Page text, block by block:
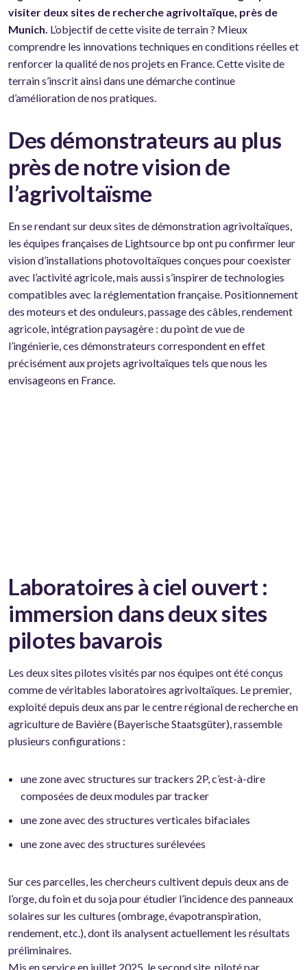
visiter deux sites de recherche agrivoltaïque, près de
Munich. L’objectif de cette visite de terrain ? Mieux
comprendre les innovations techniques en conditions réelles et
renforcer la qualité de nos projets en France. Cette visite de
terrain s’inscrit ainsi dans une démarche continue
d’amélioration de nos pratiques.
Des démonstrateurs au plus
près de notre vision de
l’agrivoltaïsme
En se rendant sur deux sites de démonstration agrivoltaïques,
les équipes françaises de Lightsource bp ont pu confirmer leur
vision d’installations photovoltaïques conçues pour coexister
avec l’activité agricole, mais aussi s’inspirer de technologies
compatibles avec la réglementation française. Positionnement
des moteurs et des onduleurs, passage des câbles, rendement
agricole, intégration paysagère : du point de vue de
l’ingénierie, ces démonstrateurs correspondent en effet
précisément aux projets agrivoltaïques tels que nous les
envisageons en France.
Laboratoires à ciel ouvert :
immersion dans deux sites
pilotes bavarois
Les deux sites pilotes visités par nos équipes ont été conçus
comme de véritables laboratoires agrivoltaïques. Le premier,
exploité depuis deux ans par le centre régional de recherche en
agriculture de Bavière (Bayerische Staatsgüter), rassemble
plusieurs configurations :
une zone avec structures sur trackers 2P, c’est-à-dire
composées de deux modules par tracker
une zone avec des structures verticales bifaciales
une zone avec des structures surélevées
Sur ces parcelles, les chercheurs cultivent depuis deux ans de
l’orge, du foin et du soja pour étudier l’incidence des panneaux
solaires sur les cultures (ombrage, évapotranspiration,
rendement, etc.), dont ils analysent actuellement les résultats
préliminaires.
Mis en service en juillet 2025, le second site, piloté par